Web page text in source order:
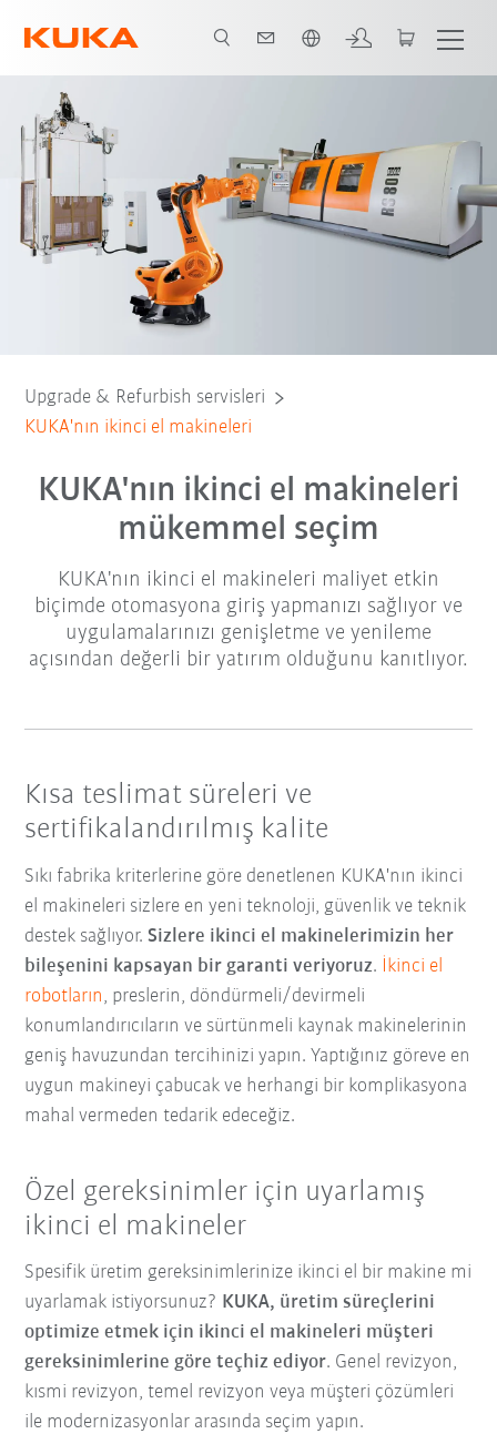
Upgrade & Refurbish servisleri
KUKA'nın ikinci el makineleri
KUKA'nın ikinci el makineleri
mükemmel seçim
KUKA'nın ikinci el makineleri maliyet etkin
biçimde otomasyona giriş yapmanızı sağlıyor ve
uygulamalarınızı genişletme ve yenileme
açısından değerli bir yatırım olduğunu kanıtlıyor.
Kısa teslimat süreleri ve
sertifikalandırılmış kalite
Sıkı fabrika kriterlerine göre denetlenen KUKA'nın ikinci
el makineleri sizlere en yeni teknoloji, güvenlik ve teknik
destek sağlıyor.Sizlere ikinci el makinelerimizin her
bileşenini kapsayan bir garanti veriyoruz.
İkinci el
robotların, preslerin, döndürmeli/devirmeli
konumlandırıcıların ve sürtünmeli kaynak makinelerinin
geniş havuzundan tercihinizi yapın. Yaptığınız göreve en
uygun makineyi çabucak ve herhangi bir komplikasyona
mahal vermeden tedarik edeceğiz.
Özel gereksinimler için uyarlamış
ikinci el makineler
Spesifik üretim gereksinimlerinize ikinci el bir makine mi
uyarlamak istiyorsunuz? KUKA, üretim süreçlerini
optimize etmek için ikinci el makineleri müşteri
gereksinimlerine göre teçhiz ediyor. Genel revizyon,
kısmi revizyon, temel revizyon veya müşteri çözümleri
ile modernizasyonlar arasında seçim yapın.